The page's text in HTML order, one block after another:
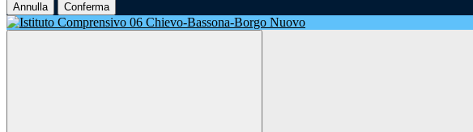
Annulla Conferma